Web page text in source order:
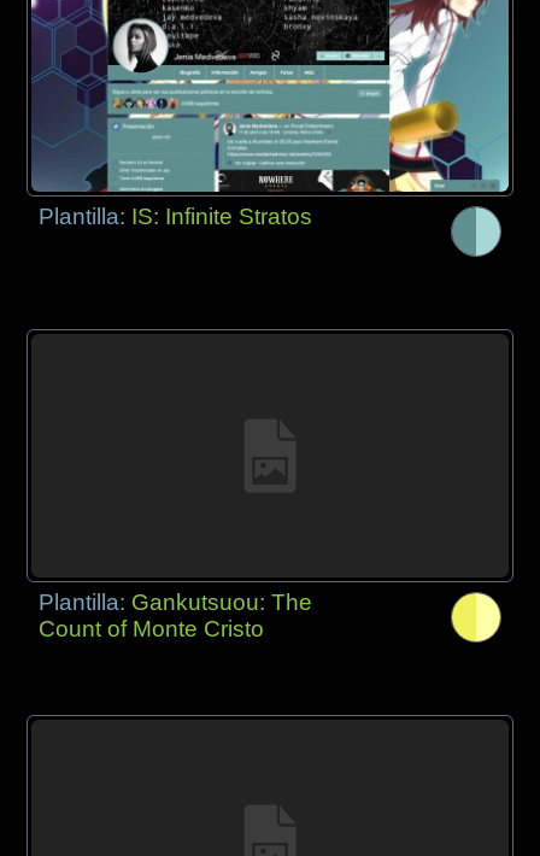
Plantilla: IS: Infinite Stratos
Plantilla: Gankutsuou: The
Count of Monte Cristo